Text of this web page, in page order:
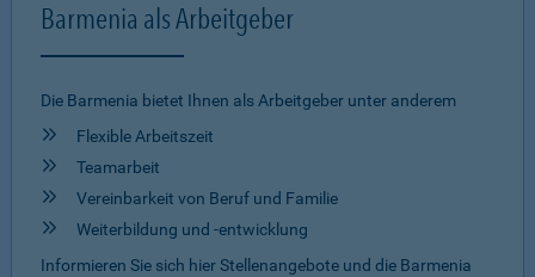
Barmenia als Arbeitgeber
Die Barmenia bietet Ihnen als Arbeitgeber unter anderem
Flexible Arbeitszeit
Teamarbeit
Vereinbarkeit von Beruf und Familie
Weiterbildung und -entwicklung
Informieren Sie sich hier Stellenangebote und die Barmenia